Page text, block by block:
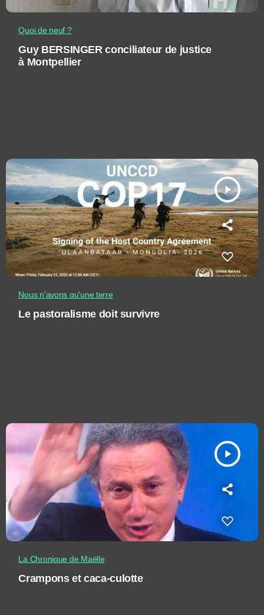
Quoi de neuf ?
Guy BERSINGER conciliateur de justice
à Montpellier
play_arrow
Nous n'avons qu'une terre
Le pastoralisme doit survivre
play_arrow
La Chronique de Maëlle
Crampons et caca-culotte